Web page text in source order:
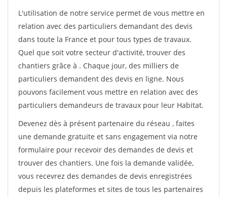
L'utilisation de notre service permet de vous mettre en
relation avec des particuliers demandant des devis
dans toute la France et pour tous types de travaux.
Quel que soit votre secteur d'activité, trouver des
chantiers grâce à . Chaque jour, des milliers de
particuliers demandent des devis en ligne. Nous
pouvons facilement vous mettre en relation avec des
particuliers demandeurs de travaux pour leur Habitat.
Devenez dès à présent partenaire du réseau , faites
une demande gratuite et sans engagement via notre
formulaire pour recevoir des demandes de devis et
trouver des chantiers. Une fois la demande validée,
vous recevrez des demandes de devis enregistrées
depuis les plateformes et sites de tous les partenaires